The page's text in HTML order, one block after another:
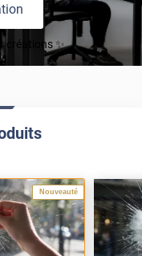
créations ✨
Nouveauté